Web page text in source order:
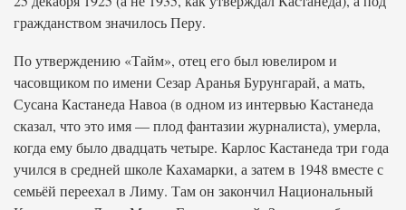
гражданством значилось Перу.
По утверждению «Тайм», отец его был ювелиром и
часовщиком по имени Сезар Аранья Бурунгарай, а мать,
Сусана Кастанеда Навоа (в одном из интервью Кастанеда
сказал, что это имя — плод фантазии журналиста), умерла,
когда ему было двадцать четыре. Карлос Кастанеда три года
учился в средней школе Кахамарки, а затем в 1948 вместе с
семьёй переехал в Лиму. Там он закончил Национальный